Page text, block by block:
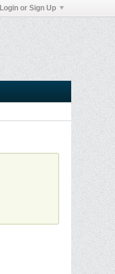
Login or Sign Up